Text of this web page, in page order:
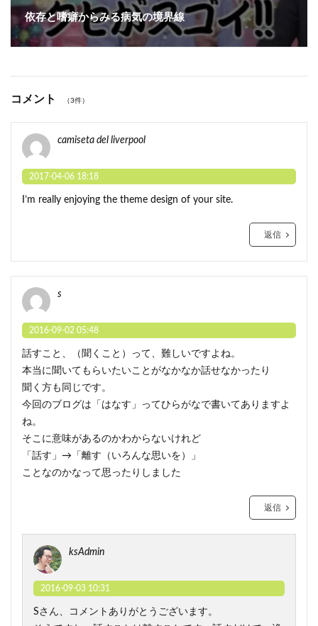
依存と嗜癖からみる病気の境界線
コメント （3件）
camiseta del liverpool
2017-04-06 18:18
I’m really enjoying the theme design of your site.
返信
s
2016-09-02 05:48
話すこと、（聞くこと）って、難しいですよね。
本当に聞いてもらいたいことがなかなか話せなかったり
聞く方も同じです。
今回のブログは「はなす」ってひらがなで書いてありますよ
ね。
そこに意味があるのかわからないけれど
「話す」→「離す（いろんな思いを）」
ことなのかなって思ったりしました
返信
ksAdmin
2016-09-03 10:31
Sさん、コメントありがとうございます。